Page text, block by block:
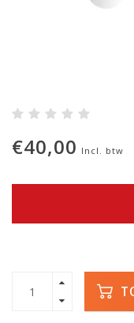
€40,00 Incl. btw